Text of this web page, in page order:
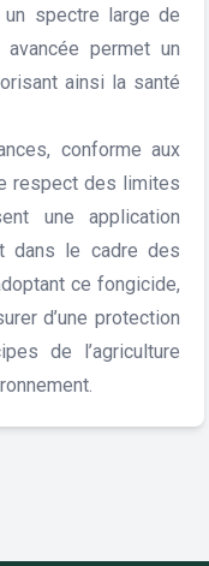
spectre large de
permet un
ainsi la santé
conforme aux
respect des limites
une application
dans le cadre des
ce fongicide,
d’une protection
de l’agriculture